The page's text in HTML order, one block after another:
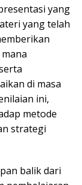
yang
yang telah
di masa
ini,
metode
strategi
balik dari